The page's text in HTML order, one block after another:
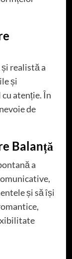
realistă a
și
atenție. În
de
Balanță
a
și să își